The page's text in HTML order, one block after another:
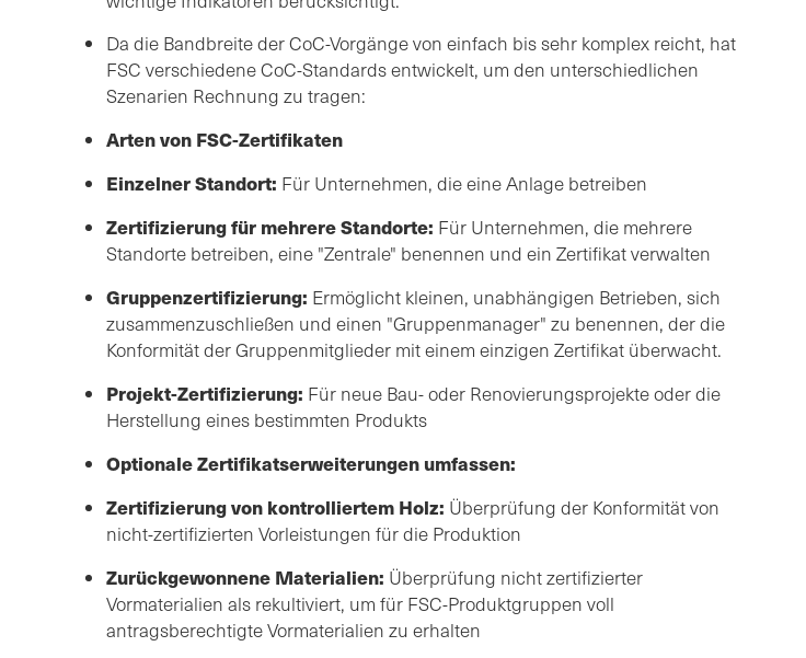
Da die Bandbreite der CoC-Vorgänge von einfach bis sehr komplex reicht, hat
FSC verschiedene CoC-Standards entwickelt, um den unterschiedlichen
Szenarien Rechnung zu tragen:
Arten von FSC-Zertifikaten
Einzelner Standort: Für Unternehmen, die eine Anlage betreiben
Zertifizierung für mehrere Standorte: Für Unternehmen, die mehrere
Standorte betreiben, eine "Zentrale" benennen und ein Zertifikat verwalten
Gruppenzertifizierung: Ermöglicht kleinen, unabhängigen Betrieben, sich
zusammenzuschließen und einen "Gruppenmanager" zu benennen, der die
Konformität der Gruppenmitglieder mit einem einzigen Zertifikat überwacht.
Projekt-Zertifizierung: Für neue Bau- oder Renovierungsprojekte oder die
Herstellung eines bestimmten Produkts
Optionale Zertifikatserweiterungen umfassen:
Zertifizierung von kontrolliertem Holz: Überprüfung der Konformität von
nicht-zertifizierten Vorleistungen für die Produktion
Zurückgewonnene Materialien: Überprüfung nicht zertifizierter
Vormaterialien als rekultiviert, um für FSC-Produktgruppen voll
antragsberechtigte Vormaterialien zu erhalten